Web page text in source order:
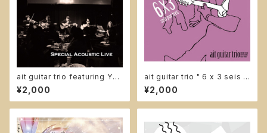
ait guitar trio featuring Yu-
Ma & M.Takano " SPECIAL
ACOUSTIC LIVE "
¥2,000
ait guitar trio " 6 x 3 seis p
or tres "
¥2,000